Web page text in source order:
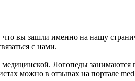
вы зашли именно на нашу
с нами.
медицинской. Логопеды
можно в отзывах на портале